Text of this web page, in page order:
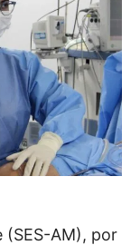
(SES-AM), por